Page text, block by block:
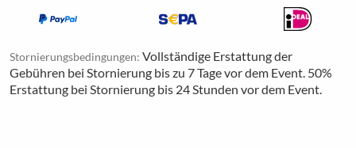
Stornierungsbedingungen: Vollständige Erstattung der
Gebühren bei Stornierung bis zu 7 Tage vor dem Event. 50%
Erstattung bei Stornierung bis 24 Stunden vor dem Event.